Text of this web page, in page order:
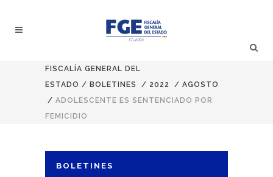
FISCALÍA GENERAL DEL
ESTADO / BOLETINES / 2022 / AGOSTO
/ ADOLESCENTE ES SENTENCIADO POR
FEMICIDIO
BOLETINES